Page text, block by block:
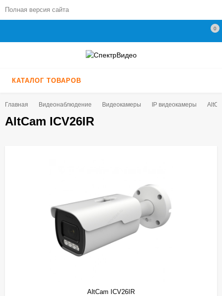
Полная версия сайта
0
КАТАЛОГ ТОВАРОВ
Главная Видеонаблюдение Видеокамеры IP видеокамеры
AltCam ICV26IR
AltCam ICV26IR